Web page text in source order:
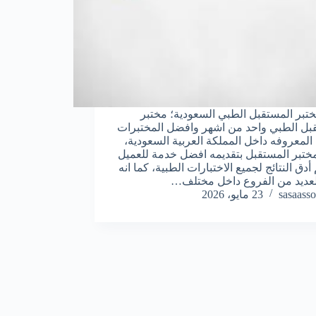
المستقبل الطبي السعودية؛ مختبر
الطبي واحد من اشهر وافضل المختبرات
المعروفه داخل المملكة العربية السعودية،
المستقبل بتقديمه افضل خدمة للعميل
أدق النتائج لجميع الاختبارات الطبية، كما انه
من الفروع داخل مختلف…
sasaasso
23 مايو، 2026